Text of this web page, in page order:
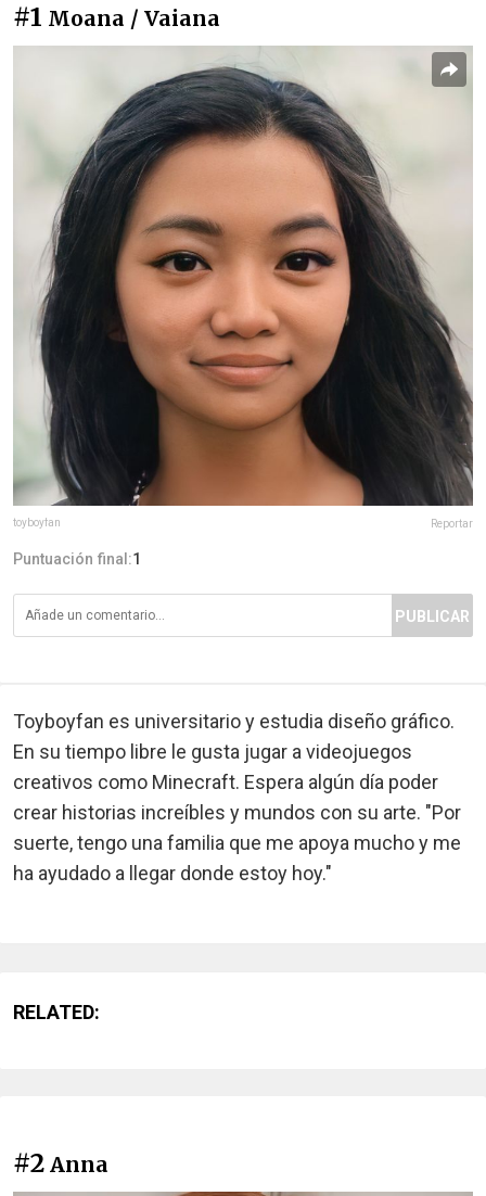
#1 Moana / Vaiana
toyboyfan Reportar
Puntuación final:1
PUBLICAR
Toyboyfan es universitario y estudia diseño gráfico.
En su tiempo libre le gusta jugar a videojuegos
creativos como Minecraft. Espera algún día poder
crear historias increíbles y mundos con su arte. "Por
suerte, tengo una familia que me apoya mucho y me
ha ayudado a llegar donde estoy hoy."
RELATED:
#2 Anna